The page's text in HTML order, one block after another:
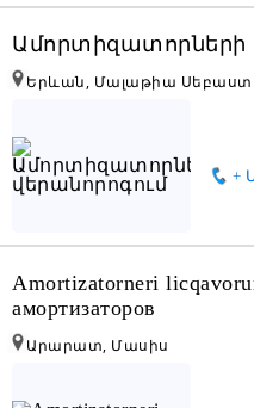
Ամորտիզատորների
+
Երևան, Մալաթիա
Amortizatorneri
амортизаторов
Արարատ, Մասիս